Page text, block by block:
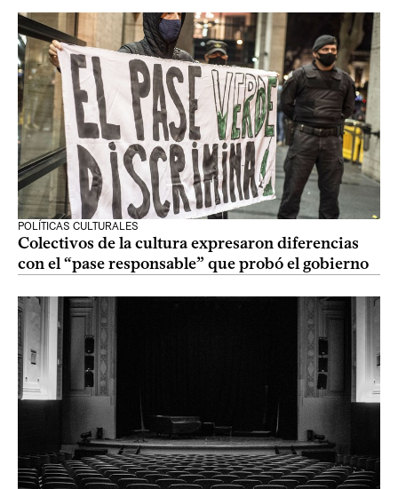
POLÍTICAS CULTURALES
Colectivos de la cultura expresaron diferencias
con el “pase responsable” que probó el gobierno